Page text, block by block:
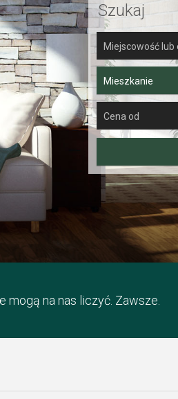
Szukaj
Mieszkanie
na nas liczyć. Zawsze.